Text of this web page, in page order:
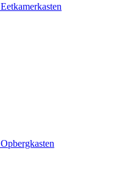
Eetkamerkasten
Opbergkasten